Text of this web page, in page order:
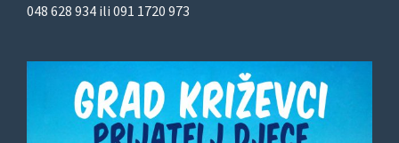
048 628 934 ili 091 1720 973